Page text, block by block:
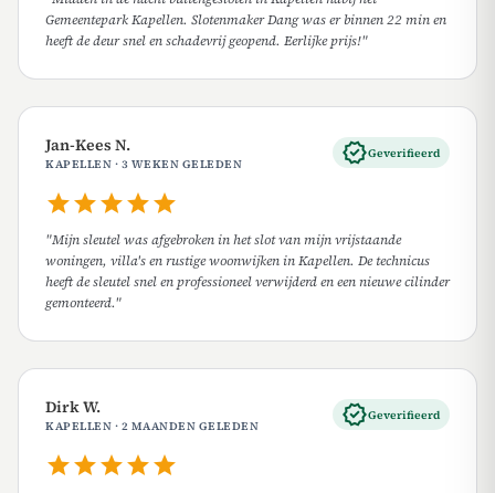
Gemeentepark Kapellen. Slotenmaker Dang was er binnen 22 min en
heeft de deur snel en schadevrij geopend. Eerlijke prijs!"
Jan-Kees N.
KAPELLEN · 3 WEKEN GELEDEN verifiedGeverifieerd
starstarstarstarstar
"Mijn sleutel was afgebroken in het slot van mijn vrijstaande
woningen, villa's en rustige woonwijken in Kapellen. De technicus
heeft de sleutel snel en professioneel verwijderd en een nieuwe cilinder
gemonteerd."
Dirk W.
KAPELLEN · 2 MAANDEN GELEDEN verifiedGeverifieerd
starstarstarstarstar